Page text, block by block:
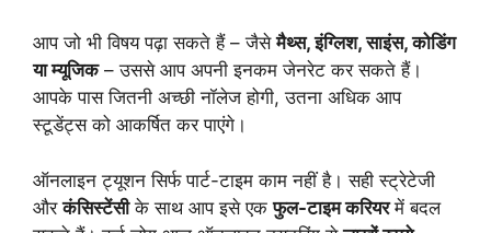
आप जो भी विषय पढ़ा सकते हैं – जैसेमैथ्स, इंग्लिश, साइंस, कोडिंग
या म्यूजिक– उससे आप अपनी इनकम जेनरेट कर सकते हैं।
आपके पास जितनी अच्छी नॉलेज होगी, उतना अधिक आप
स्टूडेंट्स को आकर्षित कर पाएंगे।
ऑनलाइन ट्यूशन सिर्फ पार्ट-टाइम काम नहीं है। सही स्ट्रेटेजी
औरकंसिस्टेंसीके साथ आप इसे एकफुल-टाइम करियरमें बदल